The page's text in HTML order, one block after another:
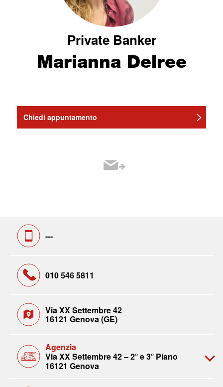
Private Banker
Marianna Delree
Chiedi appuntamento
---
010 546 5811
Via XX Settembre 42
16121 Genova (GE)
Agenzia
Via XX Settembre 42 – 2° e 3° Piano
16121 Genova